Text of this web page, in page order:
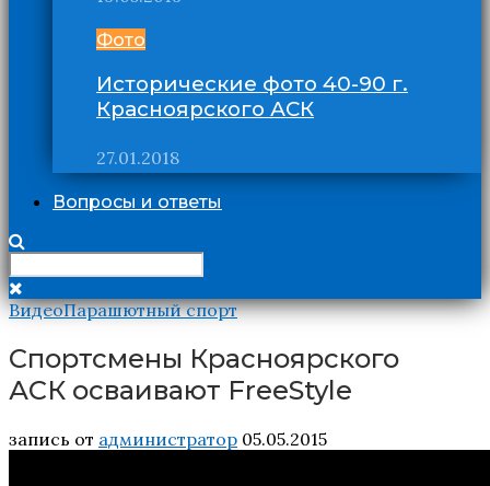
Фото
Исторические фото 40-90 г.
Красноярского АСК
27.01.2018
Вопросы и ответы
ВидеоПарашютный спорт
Спортсмены Красноярского
АСК осваивают FreeStyle
запись от администратор 05.05.2015